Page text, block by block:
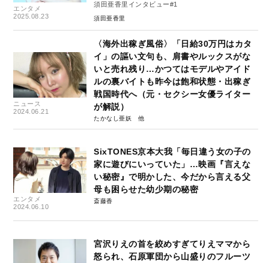
エンタメ
2025.08.23
須田亜香里インタビュー#1
須田亜香里
ニュース
2024.06.21
〈海外出稼ぎ風俗〉「日給30万円はカタ
イ」の謳い文句も、肩書やルックスがな
いと売れ残り…かつてはモデルやアイド
ルの裏バイトも昨今は飽和状態・出稼ぎ
戦国時代へ（元・セクシー女優ライター
が解説）
たかなし亜妖
エンタメ
2024.06.10
SixTONES京本大我「毎日違う女の子の
家に遊びにいっていた」…映画『言えな
い秘密』で明かした、今だから言える父
母も困らせた幼少期の秘密
斎藤香
宮沢りえの首を絞めすぎてりえママから
怒られ、石原軍団から山盛りのフルーツ